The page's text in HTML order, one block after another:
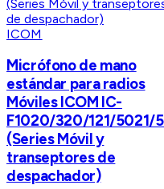
ICOM
Micrófono de mano
estándar para radios
Móviles ICOM IC-
F1020/320/121/5021/
(Series Móvil y
transeptores de
despachador)